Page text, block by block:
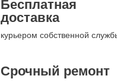
Бесплатная
доставка
курьером собственной
Срочный ремонт